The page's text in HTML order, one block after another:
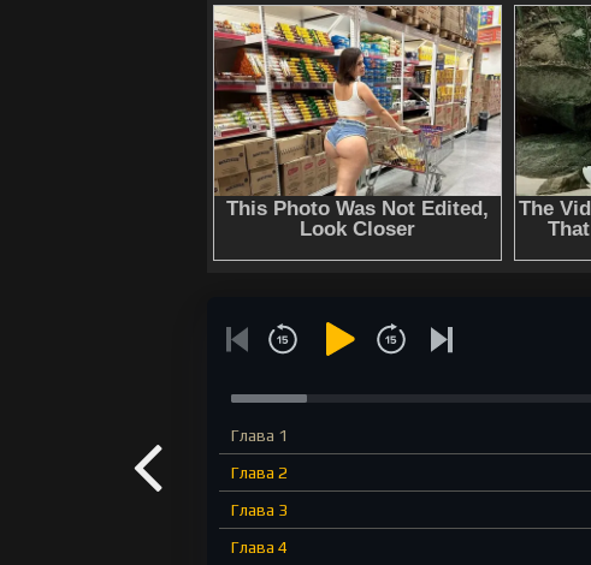
Глава 1
Глава 2
Глава 3
Глава 4